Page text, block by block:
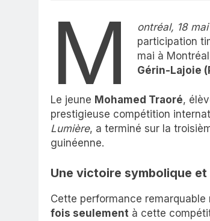
M ontréal, 18
participation
mai à
Gérin-Lajoie
Le jeune Mohamed Traoré,
prestigieuse compétition
Lumière, a terminé sur la
guinéenne.
Une victoire symbolique
Cette performance
fois seulement à cette